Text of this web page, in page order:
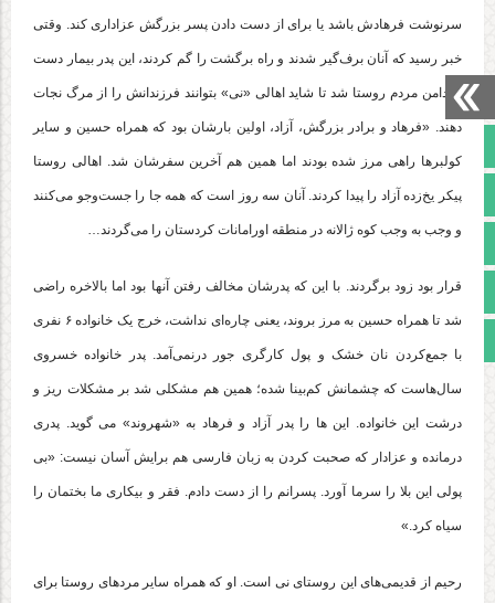
تالار گفتمان
آپارات
اینستاگرام
سرنوشت فرهادش باشد یا برای از دست دادن پسر بزرگش عزاداری کند. وقتی
خبر رسید که آنان برف‌گیر شدند و راه برگشت را گم کردند، این پدر بیمار دست
به دامن مردم روستا شد تا شاید اهالی «نی» بتوانند فرزندانش را از مرگ نجات
دهند. «فرهاد و برادر بزرگش، آزاد، اولین بارشان بود که همراه حسین و سایر
کولبرها راهی مرز شده بودند اما همین هم آخرین سفرشان شد. اهالی روستا
پیکر یخ‌زده آزاد را پیدا کردند. آنان سه روز است که همه جا را جست‌وجو می‌کنند
و وجب به وجب کوه ژالانه در منطقه اورامانات کردستان را می‌گردند…
قرار بود زود برگردند. با این که پدرشان مخالف رفتن آنها بود اما بالاخره راضی
شد تا همراه حسین به مرز بروند، یعنی چاره‌ای نداشت، خرج یک خانواده ۶ نفری
با جمع‌کردن نان خشک و پول کارگری جور درنمی‌آمد. پدر خانواده خسروی
سال‌هاست که چشمانش کم‌بینا شده؛ همین هم مشکلی شد بر مشکلات ریز و
درشت این خانواده. این ها را پدر آزاد و فرهاد به «شهروند» می گوید. پدری
درمانده و عزادار که صحبت کردن به زبان فارسی هم برایش آسان نیست: «بی
پولی این بلا را سرما آورد. پسرانم را از دست دادم. فقر و بیکاری ما بختمان را
سیاه کرد.»
رحیم از قدیمی‌های این روستای نی است. او که همراه سایر مردهای روستا برای